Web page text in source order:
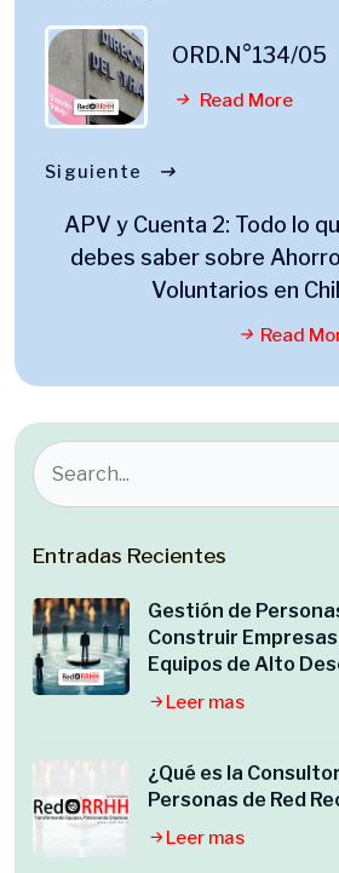
ORD.N°134/05
Read More
Siguiente
APV y Cuenta 2: Todo lo
debes saber sobre
Voluntarios en
Read
Entradas Recientes
Gestión de
Construir
Equipos de Alto
Leer mas
¿Qué es la
Personas de Red
Leer mas